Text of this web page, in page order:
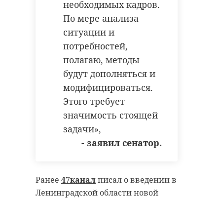
необходимых кадров.
По мере анализа
ситуации и
потребностей,
полагаю, методы
будут дополняться и
модифицироваться.
Этого требует
значимость стоящей
задачи»,
- заявил сенатор.
Ранее 47каналписал о введении в
Ленинградской области новой
Поделиться статьей:
РЕКОМЕНДУЕМ
биатлонисты и
лыжники
признан
нападающим